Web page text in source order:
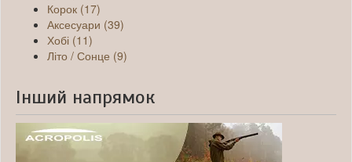
Корок (17)
Аксесуари (39)
Хобі (11)
Літо / Сонце (9)
Інший напрямок